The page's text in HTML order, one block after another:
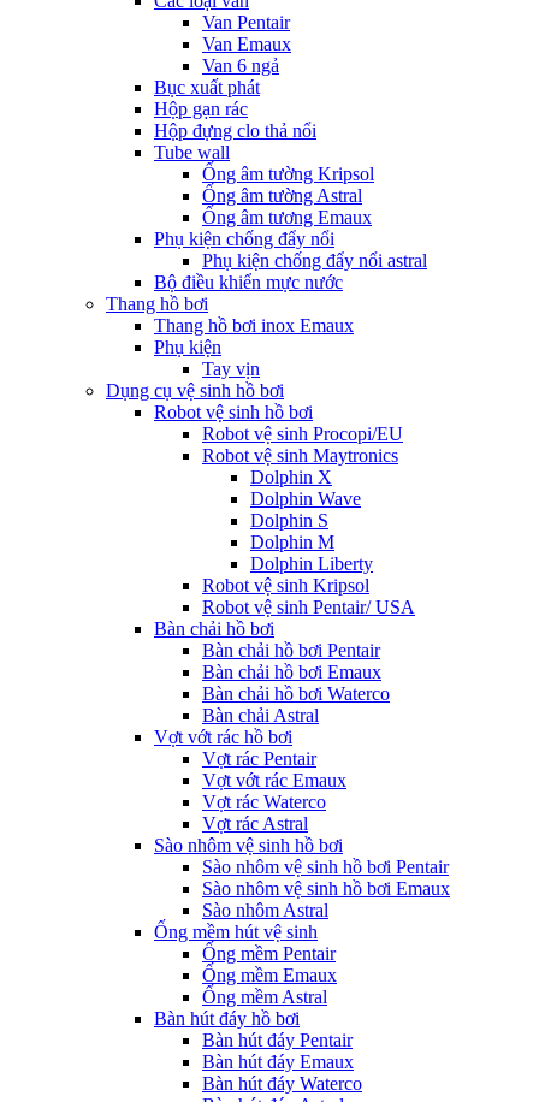
Van Pentair
Van Emaux
Van 6 ngả
Bục xuất phát
Hộp gạn rác
Hộp đựng clo thả nổi
Tube wall
Ống âm tường Kripsol
Ống âm tường Astral
Ống âm tương Emaux
Phụ kiện chống đẩy nổi
Phụ kiện chống đẩy nổi astral
Bộ điều khiển mực nước
Thang hồ bơi
Thang hồ bơi inox Emaux
Phụ kiện
Tay vịn
Dụng cụ vệ sinh hồ bơi
Robot vệ sinh hồ bơi
Robot vệ sinh Procopi/EU
Robot vệ sinh Maytronics
Dolphin X
Dolphin Wave
Dolphin S
Dolphin M
Dolphin Liberty
Robot vệ sinh Kripsol
Robot vệ sinh Pentair/ USA
Bàn chải hồ bơi
Bàn chải hồ bơi Pentair
Bàn chải hồ bơi Emaux
Bàn chải hồ bơi Waterco
Bàn chải Astral
Vợt vớt rác hồ bơi
Vợt rác Pentair
Vợt vớt rác Emaux
Vợt rác Waterco
Vợt rác Astral
Sào nhôm vệ sinh hồ bơi
Sào nhôm vệ sinh hồ bơi Pentair
Sào nhôm vệ sinh hồ bơi Emaux
Sào nhôm Astral
Ống mềm hút vệ sinh
Ống mềm Pentair
Ống mềm Emaux
Ống mềm Astral
Bàn hút đáy hồ bơi
Bàn hút đáy Pentair
Bàn hút đáy Emaux
Bàn hút đáy Waterco